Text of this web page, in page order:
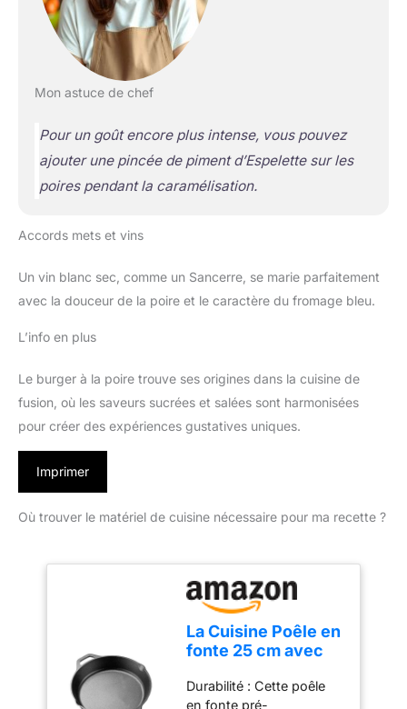
Mon astuce de chef
Pour un goût encore plus intense, vous pouvez
ajouter une pincée de piment d’Espelette sur les
poires pendant la caramélisation.
Accords mets et vins
Un vin blanc sec, comme un Sancerre, se marie parfaitement
avec la douceur de la poire et le caractère du fromage bleu.
L’info en plus
Le burger à la poire trouve ses origines dans la cuisine de
fusion, où les saveurs sucrées et salées sont harmonisées
pour créer des expériences gustatives uniques.
Imprimer
Où trouver le matériel de cuisine nécessaire pour ma recette ?
La Cuisine Poêle en
fonte 25 cm avec
assaisonné - Idéale
Durabilité : Cette poêle
en fonte pré-